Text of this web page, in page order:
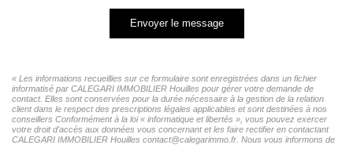
Envoyer le message
« Les informations recueillies sur ce formulaire sont enregistrées dans un fichier
informatisé par CALEGARI IMMOBILIER Houilles pour gérer votre demande de
contact. Elles sont conservées pour la durée nécessaire à la gestion de la relation
client dans le respect des prescriptions légales applicables et sont destinées à nos
conseillers Conformément à la loi « informatique et libertés », vous pouvez exercer
votre droit d'accès aux données vous concernant et les faire rectifier en contactant
CALEGARI IMMOBILIER Houilles contact@calegarimmo.fr. Nous vous informons de